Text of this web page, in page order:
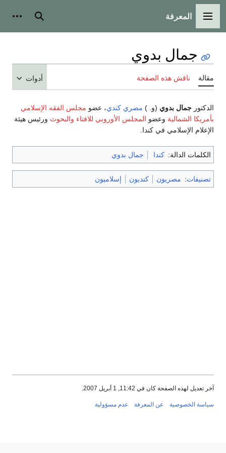
القائمة الرئيسية
المعرفة بحث
جمال بدوي
مقالة ناقش هذه الصفحة أدوات
الدكتور جمال بدوي (و. ) مصري كندي، عضو مجلس الفقه الإسلامي
بأمريكا الشمالية وعضو المجلس الأوروبي للافتاء والبحوث ورئيس هيئة
الإعلام الإسلامي في كندا.
الكلمات الدالة: كندا جمال بدوي
تصنيفات: مصريون كنديون إسلاميون
آخر تعديل لهذه الصفحة كان في 11:42, 1 أبريل 2007.
سياسة الخصوصية عن المعرفة عدم مسؤولية